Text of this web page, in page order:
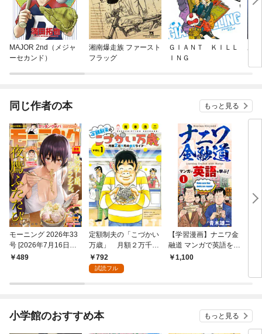
MAJOR 2nd（メジャ
ーセカンド）
湘南爆走族 ファースト
フラッグ
ＧＩＡＮＴ ＫＩＬＬ
ＩＮＧ
同じ作者の本 もっと見る
モーニング 2026年33
号 [2026年7月16日発
売]489
定額制夫の「こづかい
万歳」 月額２万千円
の金欠ライフ（１）
792
試読フル
【学習漫画】ナニワ金
融道 マンガで英語を学
ぶ！１
1,100
小学館のおすすめ本 もっと見る